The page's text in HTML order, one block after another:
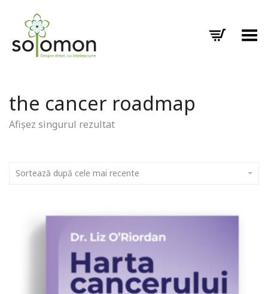
Toggle Menu
the cancer roadmap
Afișez singurul rezultat
Sortează după cele mai recente